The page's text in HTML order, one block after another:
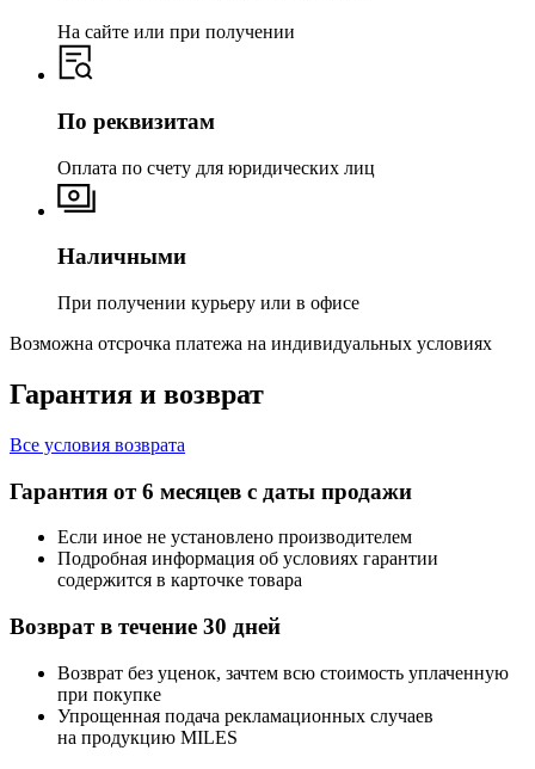
На сайте или при получении
По реквизитам
Оплата по счету для юридических лиц
Наличными
При получении курьеру или в офисе
Возможна отсрочка платежа на индивидуальных условиях
Гарантия и возврат
Все условия возврата
Гарантия от 6 месяцев с даты продажи
Если иное не установлено производителем
Подробная информация об условиях гарантии
содержится в карточке товара
Возврат в течение 30 дней
Возврат без уценок, зачтем всю стоимость уплаченную
при покупке
Упрощенная подача рекламационных случаев
на продукцию MILES